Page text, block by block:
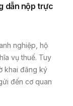
dẫn nộp trực
nghiệp, hộ
vụ thuế. Tuy
khai đăng ký
đến cơ quan